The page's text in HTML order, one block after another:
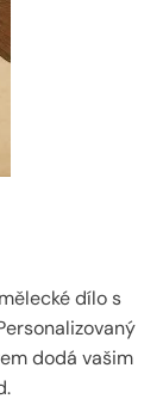
dílo s
dodá vašim